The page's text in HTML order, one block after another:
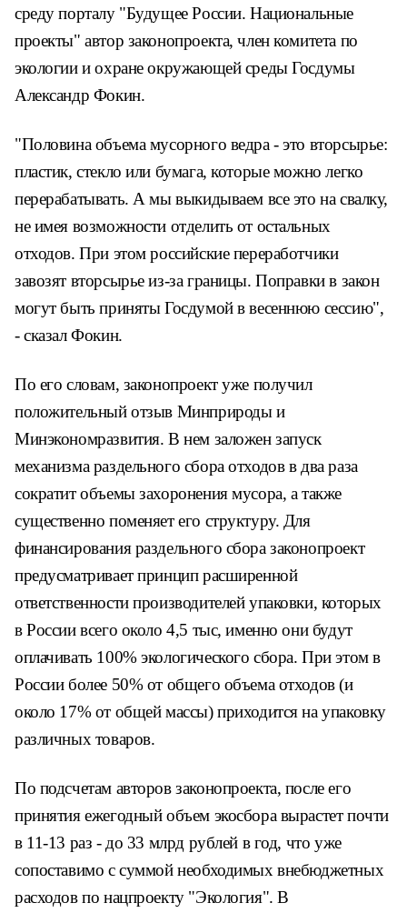
среду порталу "Будущее России. Национальные
проекты" автор законопроекта, член комитета по
экологии и охране окружающей среды Госдумы
Александр Фокин.
"Половина объема мусорного ведра - это вторсырье:
пластик, стекло или бумага, которые можно легко
перерабатывать. А мы выкидываем все это на свалку,
не имея возможности отделить от остальных
отходов. При этом российские переработчики
завозят вторсырье из-за границы. Поправки в закон
могут быть приняты Госдумой в весеннюю сессию",
- сказал Фокин.
По его словам, законопроект уже получил
положительный отзыв Минприроды и
Минэкономразвития. В нем заложен запуск
механизма раздельного сбора отходов в два раза
сократит объемы захоронения мусора, а также
существенно поменяет его структуру. Для
финансирования раздельного сбора законопроект
предусматривает принцип расширенной
ответственности производителей упаковки, которых
в России всего около 4,5 тыс, именно они будут
оплачивать 100% экологического сбора. При этом в
России более 50% от общего объема отходов (и
около 17% от общей массы) приходится на упаковку
различных товаров.
По подсчетам авторов законопроекта, после его
принятия ежегодный объем экосбора вырастет почти
в 11-13 раз - до 33 млрд рублей в год, что уже
сопоставимо с суммой необходимых внебюджетных
расходов по нацпроекту "Экология". В